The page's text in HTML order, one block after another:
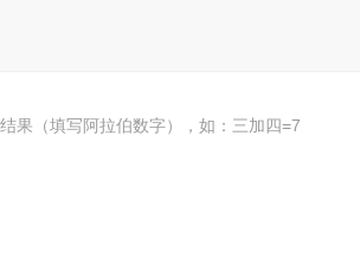
果（填写阿拉伯数字），如：三加四=7